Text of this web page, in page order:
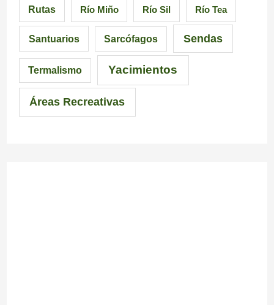
Rutas Río Miño Río Sil Río Tea
Santuarios Sarcófagos Sendas
Termalismo Yacimientos
Áreas Recreativas
a
n
c
i